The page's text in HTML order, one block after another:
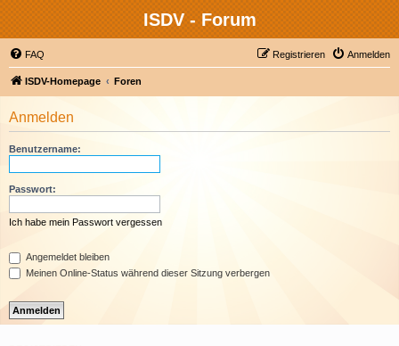
ISDV - Forum
FAQ Anmelden
Registrieren
ISDV-Homepage Foren
Anmelden
Benutzername:
Passwort:
Ich habe mein Passwort vergessen
Angemeldet bleiben
Meinen Online-Status während dieser Sitzung verbergen